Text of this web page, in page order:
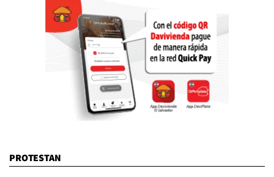
PROTESTAN